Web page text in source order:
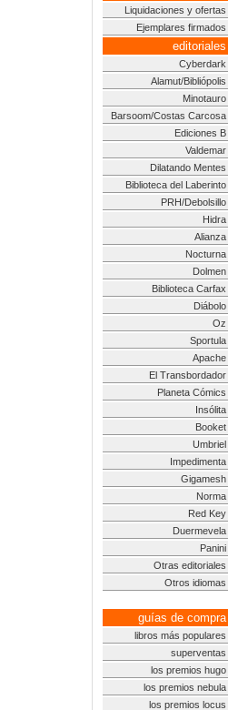
Liquidaciones y ofertas
Ejemplares firmados
editoriales
Cyberdark
Alamut/Bibliópolis
Minotauro
Barsoom/Costas Carcosa
Ediciones B
Valdemar
Dilatando Mentes
Biblioteca del Laberinto
PRH/Debolsillo
Hidra
Alianza
Nocturna
Dolmen
Biblioteca Carfax
Diábolo
Oz
Sportula
Apache
El Transbordador
Planeta Cómics
Insólita
Booket
Umbriel
Impedimenta
Gigamesh
Norma
Red Key
Duermevela
Panini
Otras editoriales
Otros idiomas
guías de compra
libros más populares
superventas
los premios hugo
los premios nebula
los premios locus